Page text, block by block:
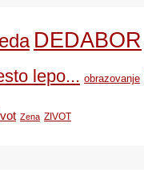
DEDABOR
lepo... obrazovanje
Zena ZIVOT